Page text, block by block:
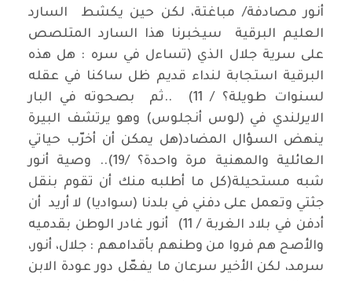
أنور مصادفة/ مباغتة، لكن حين يكشط السارد
العليم البرقية سيخبرنا هذا السارد المتلصص
على سرية جلال الذي (تساءل في سره : هل هذه
البرقية استجابة لنداء قديم ظل ساكنا في عقله
لسنوات طويلة؟ / 11) ..ثم بصحوته في البار
الايرلندي في (لوس أنجلوس) وهو يرتشف البيرة
ينهض السؤال المضاد(هل يمكن أن أخرّب حياتي
العائلية والمهنية مرة واحدة؟ /19).. وصية أنور
شبه مستحيلة(كل ما أطلبه منك أن تقوم بنقل
جثتي وتعمل على دفني في بلدنا (سواديا) لا أريد أن
أدفن في بلاد الغربة / 11) أنور غادر الوطن بقدميه
والأصح هم فروا من وطنهم بأقدامهم : جلال، أنور،
سرمد، لكن الأخير سرعان ما يفعّل دور عودة الابن